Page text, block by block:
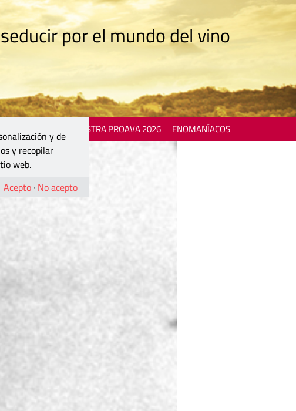
por el mundo del vino
MOSTRA PROAVA 2026 ENOMANÍACOS
y de
y recopilar
web.
Acepto · No acepto